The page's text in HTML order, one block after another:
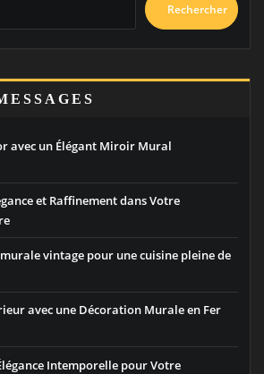
Rechercher
avec un Élégant Miroir Mural
et Raffinement dans Votre
vintage pour une cuisine pleine de
avec une Décoration Murale en Fer
Intemporelle pour Votre